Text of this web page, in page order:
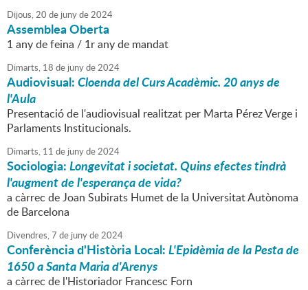
Dijous,20 de junyde2024
Assemblea Oberta
1 any de feina / 1r any de mandat
Dimarts, 18 de junyde2024
Audiovisual:Cloenda del Curs Acadèmic. 20 anys de
l'Aula
Presentació de l'audiovisual realitzat per Marta Pérez Verge i
Parlaments Institucionals.
Dimarts, 11 de junyde2024
Sociologia:Longevitat i societat. Quins efectes tindrà
l'augment de l'esperança de vida?
a càrrec de Joan Subirats Humet de la Universitat Autònoma
de Barcelona
Divendres,7 de junyde2024
Conferència d'Història Local:L'Epidèmia de la Pesta de
1650 a Santa Maria d'Arenys
a càrrec de l'Historiador Francesc Forn